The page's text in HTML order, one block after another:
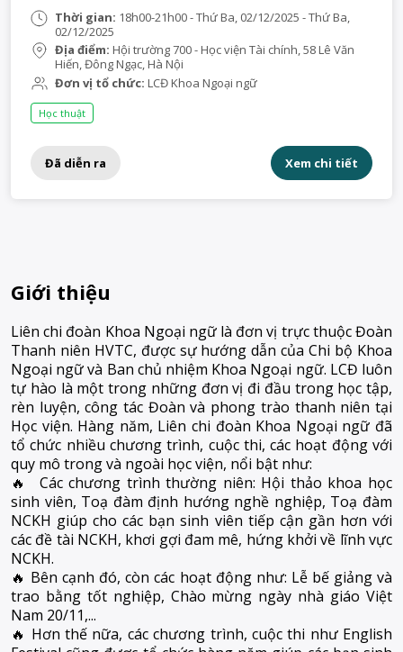
Thời gian: 18h00-21h00 - Thứ Ba, 02/12/2025 - Thứ Ba,
02/12/2025
Địa điểm: Hội trường 700 - Học viện Tài chính, 58 Lê Văn
Hiến, Đông Ngạc, Hà Nội
Đơn vị tổ chức: LCĐ Khoa Ngoại ngữ
Học thuật
Đã diễn ra Xem chi tiết
Giới thiệu
Liên chi đoàn Khoa Ngoại ngữ là đơn vị trực thuộc Đoàn
Thanh niên HVTC, được sự hướng dẫn của Chi bộ Khoa
Ngoại ngữ và Ban chủ nhiệm Khoa Ngoại ngữ. LCĐ luôn
tự hào là một trong những đơn vị đi đầu trong học tập,
rèn luyện, công tác Đoàn và phong trào thanh niên tại
Học viện. Hàng năm, Liên chi đoàn Khoa Ngoại ngữ đã
tổ chức nhiều chương trình, cuộc thi, các hoạt động với
quy mô trong và ngoài học viện, nổi bật như:
🔥 Các chương trình thường niên: Hội thảo khoa học
sinh viên, Toạ đàm định hướng nghề nghiệp, Toạ đàm
NCKH giúp cho các bạn sinh viên tiếp cận gần hơn với
các đề tài NCKH, khơi gợi đam mê, hứng khởi về lĩnh vực
NCKH.
🔥 Bên cạnh đó, còn các hoạt động như: Lễ bế giảng và
trao bằng tốt nghiệp, Chào mừng ngày nhà giáo Việt
Nam 20/11,...
🔥 Hơn thế nữa, các chương trình, cuộc thi như English